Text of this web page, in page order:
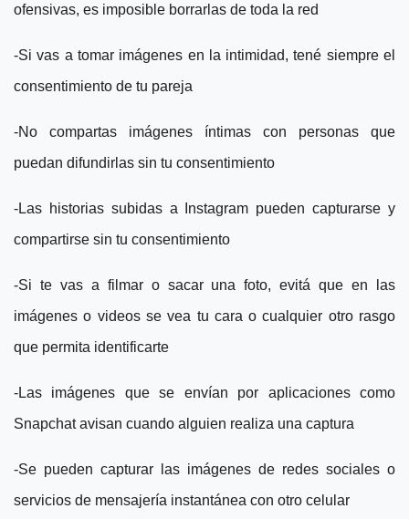
ofensivas, es imposible borrarlas de toda la red
-Si vas a tomar imágenes en la intimidad, tené siempre el
consentimiento de tu pareja
-No compartas imágenes íntimas con personas que
puedan difundirlas sin tu consentimiento
-Las historias subidas a Instagram pueden capturarse y
compartirse sin tu consentimiento
-Si te vas a filmar o sacar una foto, evitá que en las
imágenes o videos se vea tu cara o cualquier otro rasgo
que permita identificarte
-Las imágenes que se envían por aplicaciones como
Snapchat avisan cuando alguien realiza una captura
-Se pueden capturar las imágenes de redes sociales o
servicios de mensajería instantánea con otro celular